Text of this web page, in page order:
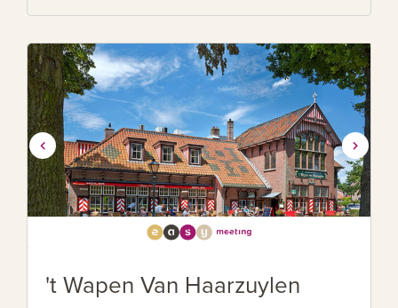
't Wapen Van Haarzuylen